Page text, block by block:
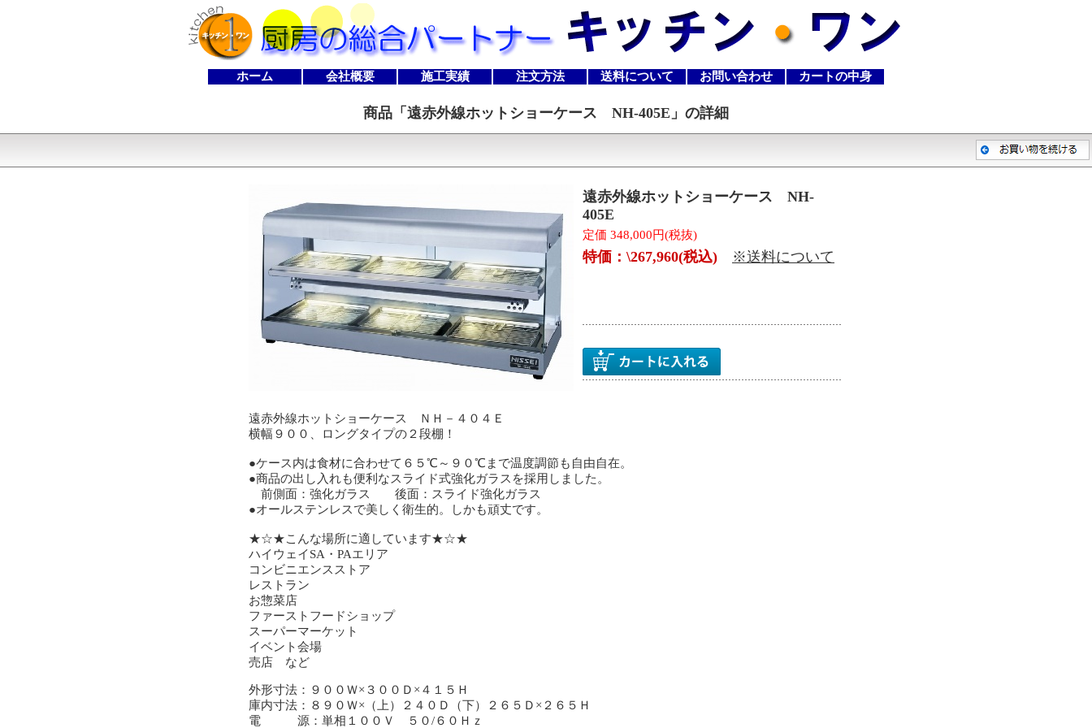
ホーム 会社概要 施工実績 注文方法 送料について お問い合わせ カートの中身
商品「 遠赤外線ホットショーケース NH-405E 」の詳細
遠赤外線ホットショーケース NH-
405E
定価 348,000円(税抜)
特価：\267,960(税込) ※送料について
遠赤外線ホットショーケース ＮＨ－４０４Ｅ
横幅９００、ロングタイプの２段棚！
●ケース内は食材に合わせて６５℃～９０℃まで温度調節も自由自在。
●商品の出し入れも便利なスライド式強化ガラスを採用しました。
前側面：強化ガラス 後面：スライド強化ガラス
●オールステンレスで美しく衛生的。しかも頑丈です。
★☆★こんな場所に適しています★☆★
ハイウェイSA・PAエリア
コンビニエンスストア
レストラン
お惣菜店
ファーストフードショップ
スーパーマーケット
イベント会場
売店 など
外形寸法：９００Ｗ×３００Ｄ×４１５Ｈ
庫内寸法：８９０Ｗ×（上）２４０Ｄ（下）２６５Ｄ×２６５Ｈ
電 源：単相１００Ｖ ５０/６０Ｈｚ